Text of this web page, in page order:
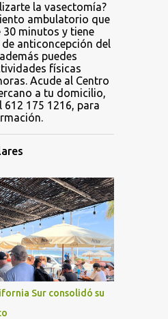
la vasectomía?
ambulatorio que
minutos y tiene
anticoncepción del
puedes
físicas
Acude al Centro
a tu domicilio,
175 1216, para
Sur consolidó su